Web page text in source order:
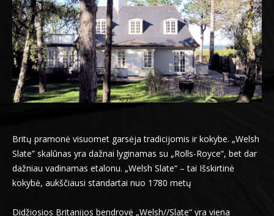
Britų pramonė visuomet garsėja tradicijomis ir kokybe. „Welsh
Slate” skalūnas yra dažnai lyginamas su „Rolls-Royce“, bet dar
dažniau vadinamas etalonu. „Welsh Slate“ – tai Išskirtinė
kokybė, aukščiausi standartai nuo 1780 metų
Didžiosios Britanijos bendrovė „Welsh//Slate“ yra viena